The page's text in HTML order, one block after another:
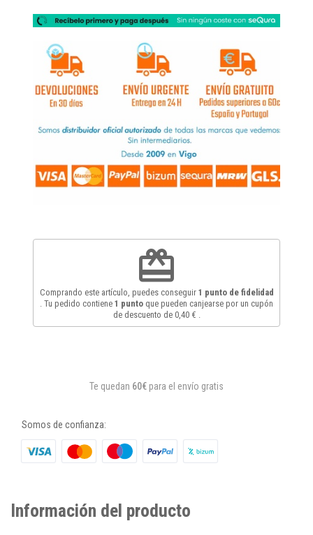
redeem
Comprando este artículo, puedes conseguir 1 punto de fidelidad
. Tu pedido contiene 1 punto que pueden canjearse por un cupón
de descuento de 0,40 €
Te quedan 60€ para el envío gratis
Somos de confianza:
Información del producto